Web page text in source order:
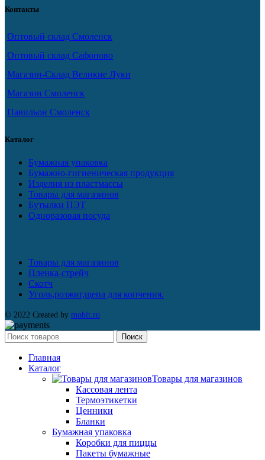
Контакты
Оптовый склад Смоленск
Оптовый склад Сафоново
Магазин-Склад Великие Луки
Магазин Смоленск
Павильон Смоленск
Каталог
Бумажная упаковка
Бумажно-гигиеническая продукция
Изделия из пластмассы
Товары для магазинов
Бутылки ПЭТ
Одноразовая посуда
Товары для магазинов
Пленка-стрейч
Скотч
Уголь,розжиг,щепа для копчения.
© 2022 Created by mobit.ru
Поиск
Главная
Каталог
Товары для магазинов
Кассовая лента
Термоэтикетки
Ценники
Бланки
Бумажная упаковка
Коробки для пиццы
Пакеты бумажные